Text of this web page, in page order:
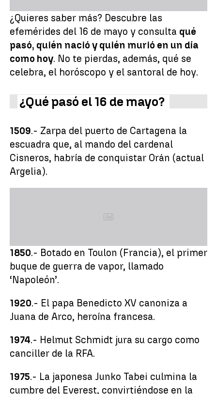
¿Quieres saber más? Descubre las
efemérides del 16 de mayo y consulta qué
pasó, quién nació y quién murió en un día
como hoy. No te pierdas, además, qué se
celebra, el horóscopo y el santoral de hoy.
¿Qué pasó el 16 de mayo?
1509.- Zarpa del puerto de Cartagena la
escuadra que, al mando del cardenal
Cisneros, habría de conquistar Orán (actual
Argelia).
Ad
1850.- Botado en Toulon (Francia), el primer
buque de guerra de vapor, llamado
‘Napoleón’.
1920.- El papa Benedicto XV canoniza a
Juana de Arco, heroína francesa.
1974.- Helmut Schmidt jura su cargo como
canciller de la RFA.
1975.- La japonesa Junko Tabei culmina la
cumbre del Everest, convirtiéndose en la